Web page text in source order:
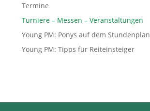
Termine
Turniere – Messen – Veranstaltungen
Young PM: Ponys auf dem Stundenplan
Young PM: Tipps für Reiteinsteiger